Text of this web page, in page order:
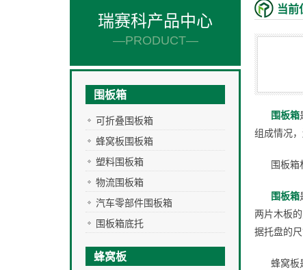
瑞赛科产品中心
—PRODUCT—
围板箱
可折叠围板箱
蜂窝板围板箱
塑料围板箱
物流围板箱
汽车零部件围板箱
围板箱底托
蜂窝板
当前
围板箱
组成情况
围板箱
围板箱
两片木板
据托盘的
蜂窝板